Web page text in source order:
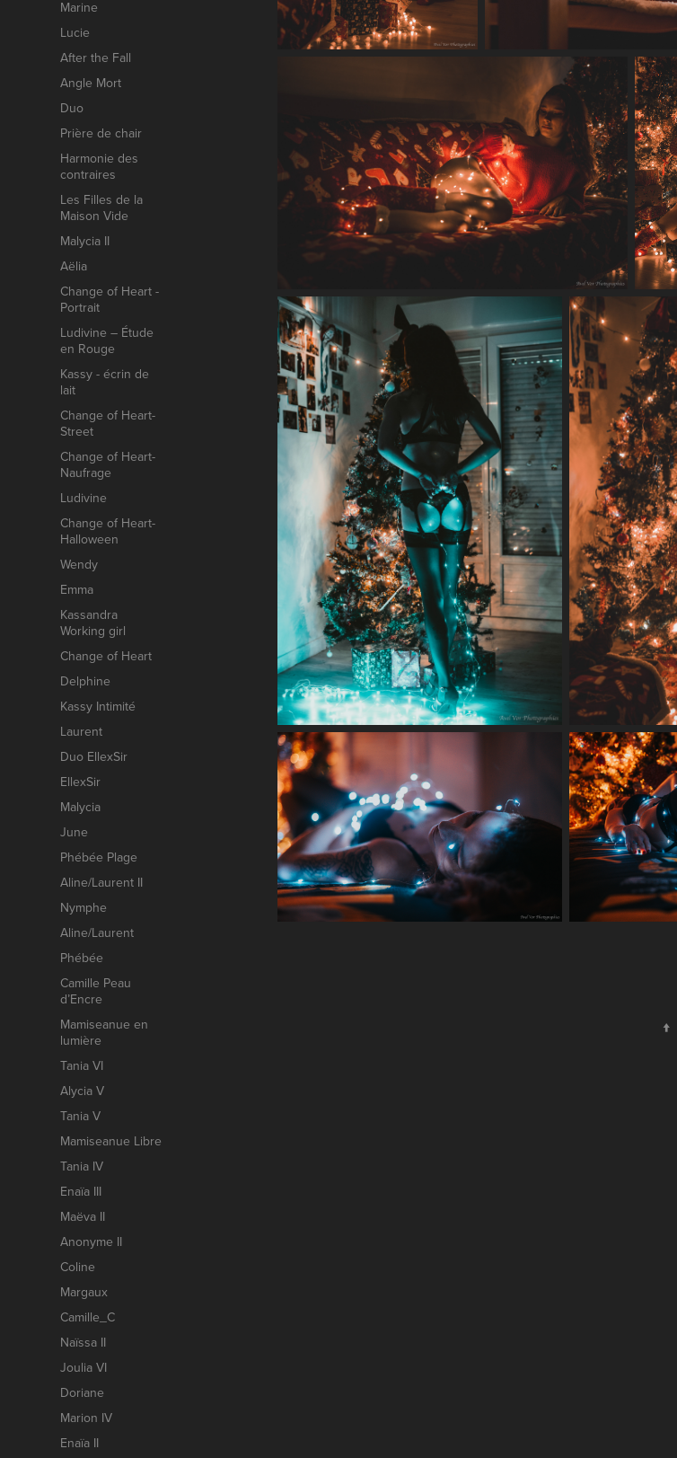
Marine
Lucie
After the Fall
Angle Mort
Duo
Prière de chair
Harmonie des
contraires
Les Filles de la
Maison Vide
Malycia II
Aëlia
Change of Heart -
Portrait
Ludivine – Étude
en Rouge
Kassy - écrin de
lait
Change of Heart-
Street
Change of Heart-
Naufrage
Ludivine
Change of Heart-
Halloween
Wendy
Emma
Kassandra
Working girl
Change of Heart
Delphine
Kassy Intimité
Laurent
Duo EllexSir
EllexSir
Malycia
June
Phébée Plage
Aline/Laurent II
Nymphe
Aline/Laurent
Phébée
Camille Peau
d’Encre
Mamiseanue en
lumière
Tania VI
Alycia V
Tania V
Mamiseanue Libre
Tania IV
Enaïa III
Maëva II
Anonyme II
Coline
Margaux
Camille_C
Naïssa II
Joulia VI
Doriane
Marion IV
Enaïa II
↑